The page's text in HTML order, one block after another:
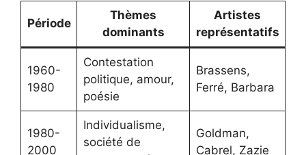
Période
Thèmes
dominants
Artistes
représentatifs
1960-
1980
Contestation
politique, amour,
poésie
Brassens,
Ferré, Barbara
1980-
2000
Individualisme,
société de
Goldman,
Cabrel, Zazie